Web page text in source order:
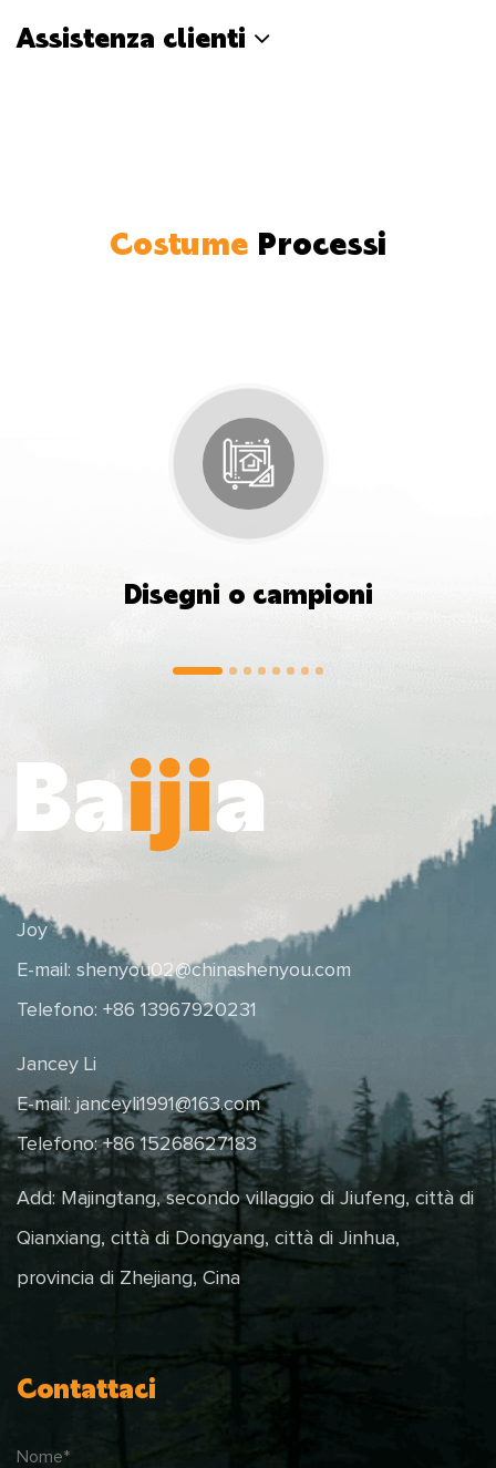
Assistenza clienti
Costume Processi
Disegni o campioni
Joy
E-mail: shenyou02@chinashenyou.com
Telefono: +86 13967920231
Jancey Li
E-mail: janceyli1991@163.com
Telefono: +86 15268627183
Add: Majingtang, secondo villaggio di Jiufeng, città di
Qianxiang, città di Dongyang, città di Jinhua,
provincia di Zhejiang, Cina
Contattaci